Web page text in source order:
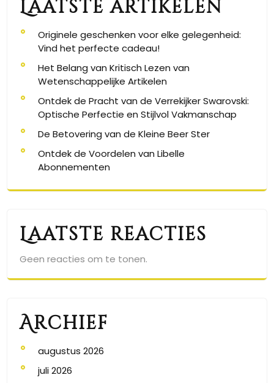
Laatste artikelen
Originele geschenken voor elke gelegenheid:
Vind het perfecte cadeau!
Het Belang van Kritisch Lezen van
Wetenschappelijke Artikelen
Ontdek de Pracht van de Verrekijker Swarovski:
Optische Perfectie en Stijlvol Vakmanschap
De Betovering van de Kleine Beer Ster
Ontdek de Voordelen van Libelle
Abonnementen
Laatste reacties
Geen reacties om te tonen.
Archief
augustus 2026
juli 2026